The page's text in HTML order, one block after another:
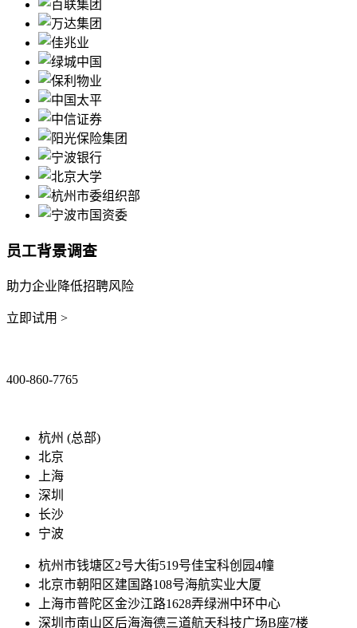
员工背景调查
助力企业降低招聘风险
立即试用 >
400-860-7765
杭州 (总部)
北京
上海
深圳
长沙
宁波
杭州市钱塘区2号大街519号佳宝科创园4幢
北京市朝阳区建国路108号海航实业大厦
上海市普陀区金沙江路1628弄绿洲中环中心
深圳市南山区后海海德三道航天科技广场B座7楼